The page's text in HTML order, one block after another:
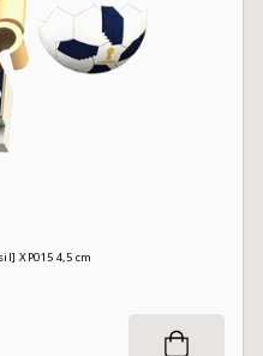
Συλλεκτική Φιγούρα Neymar Júnior [Brasil] XP015 4,5 cm